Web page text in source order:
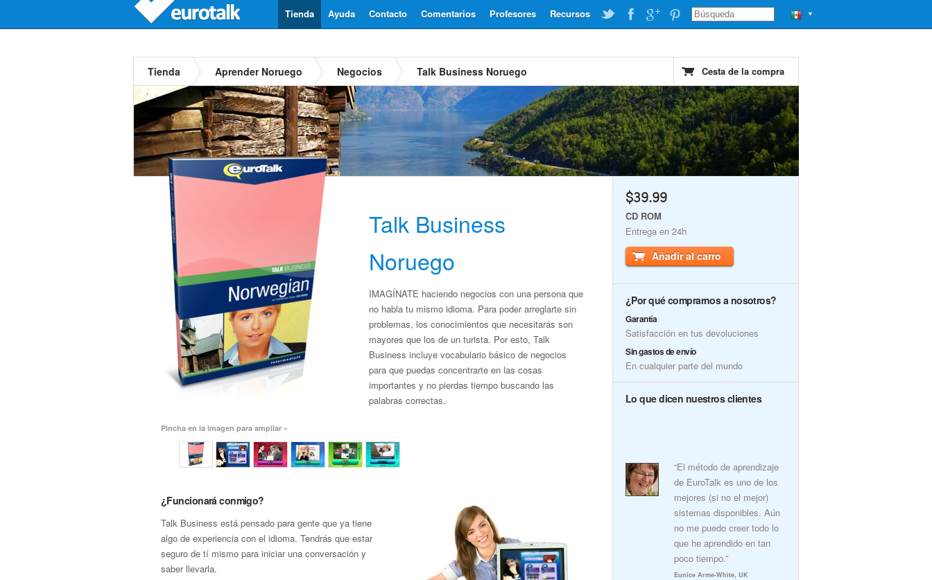
▼
Recursos
Profesores
Comentarios
Contacto
Ayuda
Tienda
Tienda Aprender Noruego Negocios Talk Business Noruego Cesta de la compra
Talk Business
Noruego
IMAGÍNATE haciendo negocios con una persona que
no habla tu mismo idioma. Para poder arreglarte sin
problemas, los conocimientos que necesitarás son
mayores que los de un turista. Por esto, Talk
Business incluye vocabulario básico de negocios
para que puedas concentrarte en las cosas
importantes y no pierdas tiempo buscando las
palabras correctas.
Pincha en la imagen para ampliar »
¿Funcionará conmigo?
Talk Business está pensado para gente que ya tiene
algo de experiencia con el idioma. Tendrás que estar
seguro de tí mismo para iniciar una conversación y
saber llevarla.
$39.99
CD ROM
Entrega en 24h
Añadir al carro
¿Por qué comprarnos a nosotros?
Garantía
Satisfacción en tus devoluciones
Sin gastos de envío
En cualquier parte del mundo
Lo que dicen nuestros clientes
“El método de aprendizaje
de EuroTalk es uno de los
mejores (si no el mejor)
sistemas disponibles. Aún
no me puedo creer todo lo
que he aprendido en tan
poco tiempo.”
Eunice Arme-White, UK